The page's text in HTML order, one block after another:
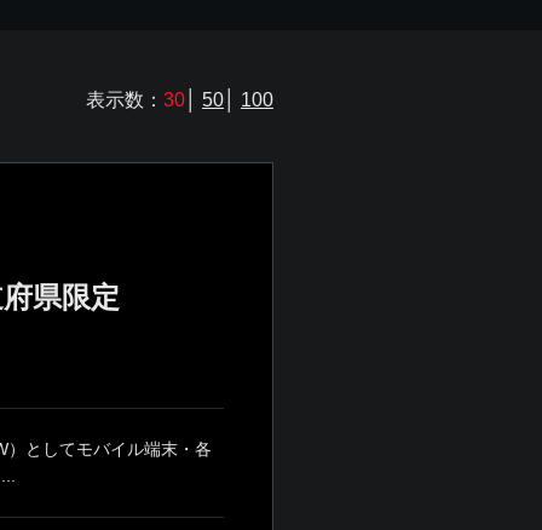
表示数： 30 50 100
県限定
）としてモバイル端末・各